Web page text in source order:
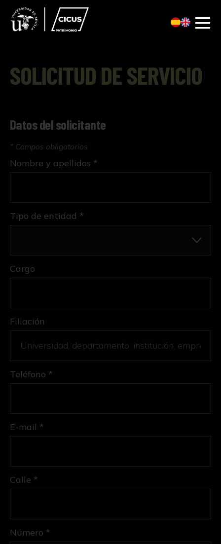
SOLICITUD DE SERVICIO
Datos del solicitante
* Campos obligatorios
Tipo de entidad *
Nombre y apellidos *
Cargo
Filiación
Teléfono *
E-mail *
Calle *
Número *